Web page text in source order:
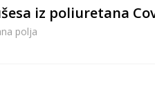
iz poliuretana
polja